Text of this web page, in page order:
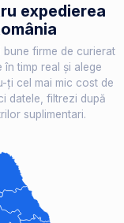
expedierea
firme de curierat
timp real și alege
ți cel mai mic cost de
datele, filtrezi după
suplimentari.